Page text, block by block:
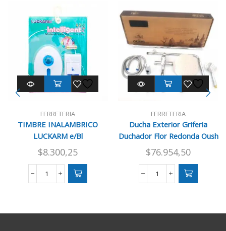
FERRETERIA
TIMBRE INALAMBRICO
LUCKARM e/Bl
$8.300,25
TIMBRE
cantidad
FERRETERIA
Ducha Exterior Griferia
Duchador Flor Redonda Oush
$76.954,50
Ducha
Flor